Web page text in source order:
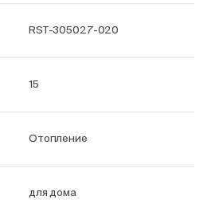
RST-305027-020
15
Отопление
для дома